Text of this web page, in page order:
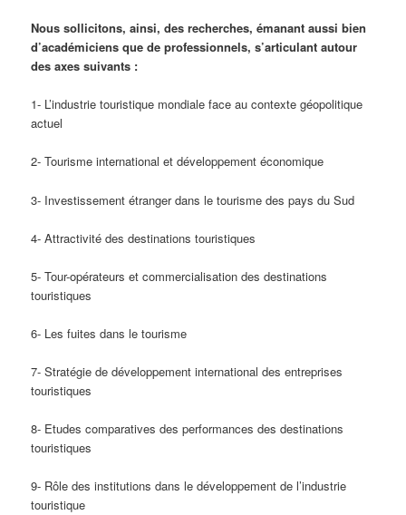
Nous sollicitons, ainsi, des recherches, émanant aussi bien
d’académiciens que de professionnels, s’articulant autour
des axes suivants :
1- L’industrie touristique mondiale face au contexte géopolitique
actuel
2- Tourisme international et développement économique
3- Investissement étranger dans le tourisme des pays du Sud
4- Attractivité des destinations touristiques
5- Tour-opérateurs et commercialisation des destinations
touristiques
6- Les fuites dans le tourisme
7- Stratégie de développement international des entreprises
touristiques
8- Etudes comparatives des performances des destinations
touristiques
9- Rôle des institutions dans le développement de l’industrie
touristique